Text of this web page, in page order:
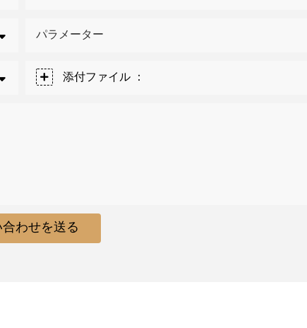
パラメーター
添付ファイル ：
わせを送る